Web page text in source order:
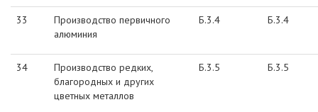
33
Производство первичного
алюминия
Б.3.4 Б.3.4
34
Производство редких,
благородных и других
цветных металлов
Б.3.5 Б.3.5